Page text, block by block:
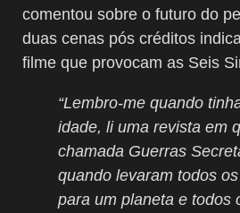
comentou sobre o futuro do
duas cenas pós créditos
filme que provocam as Seis
“Lembro-me quando
idade, li uma revista em
chamada Guerras
quando levaram todos
para um planeta e todos